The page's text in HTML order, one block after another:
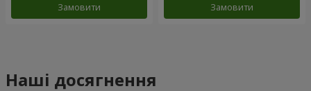
Замовити Замовити
Наші досягнення